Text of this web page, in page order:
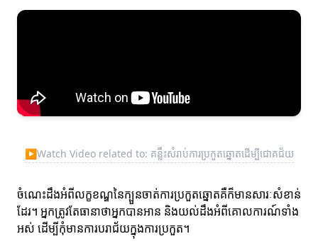
▶Watch Video related to: គន្លឹះសំរាប់ការប្រកួតឆ្នោតដើម្បីជោគជ័យ
ចំណេះដឹងអំពីលក្ខខណ្ឌនៃក្បួនចាត់ការប្រកួតឆ្នោតគឺក៏មានសារៈសំខាន់
ដែរ។ អ្នកត្រូវតែធានាថាអ្នកបានអាន និងយល់ដឹងអំពីគោលការណ៍ទាំង
អស់ ដើម្បីកុំមានការបរាជ័យក្នុងការប្រកួត។